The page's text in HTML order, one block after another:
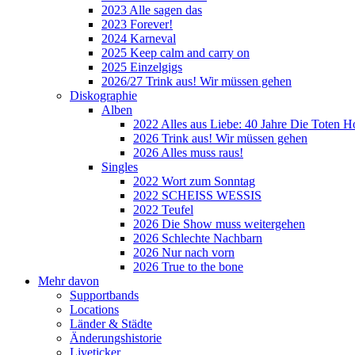
2023 Alle sagen das
2023 Forever!
2024 Karneval
2025 Keep calm and carry on
2025 Einzelgigs
2026/27 Trink aus! Wir müssen gehen
Diskographie
Alben
2022 Alles aus Liebe: 40 Jahre Die Toten
2026 Trink aus! Wir müssen gehen
2026 Alles muss raus!
Singles
2022 Wort zum Sonntag
2022 SCHEISS WESSIS
2022 Teufel
2026 Die Show muss weitergehen
2026 Schlechte Nachbarn
2026 Nur nach vorn
2026 True to the bone
Mehr davon
Supportbands
Locations
Länder & Städte
Änderungshistorie
Liveticker